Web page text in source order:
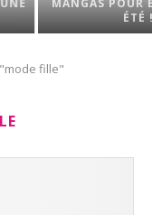
POUR ENFANT
fille"